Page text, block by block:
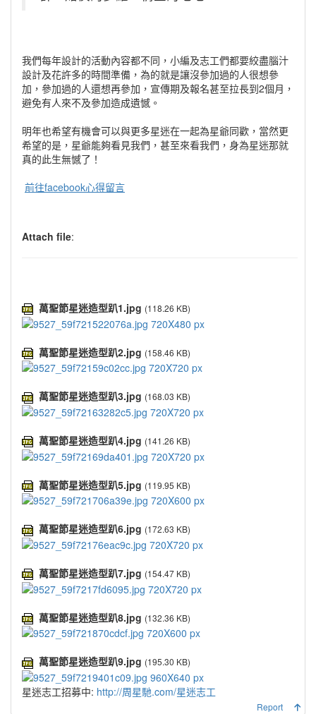
我們每年設計的活動內容都不同，小編及志工們都要絞盡腦汁
設計及花許多的時間準備，為的就是讓沒參加過的人很想參
加，參加過的人還想再參加，宣傳期及報名甚至拉長到2個月，
避免有人來不及參加造成遺憾。
明年也希望有機會可以與更多星迷在一起為星爺同歡，當然更
希望的是，星爺能夠看見我們，甚至來看我們，身為星迷那就
真的此生無憾了！
前往facebook心得留言
Attach file:
萬聖節星迷造型趴1.jpg (118.26 KB)
萬聖節星迷造型趴2.jpg (158.46 KB)
萬聖節星迷造型趴3.jpg (168.03 KB)
萬聖節星迷造型趴4.jpg (141.26 KB)
萬聖節星迷造型趴5.jpg (119.95 KB)
萬聖節星迷造型趴6.jpg (172.63 KB)
萬聖節星迷造型趴7.jpg (154.47 KB)
萬聖節星迷造型趴8.jpg (132.36 KB)
萬聖節星迷造型趴9.jpg (195.30 KB)
星迷志工招募中: http://周星馳.com/星迷志工
Report